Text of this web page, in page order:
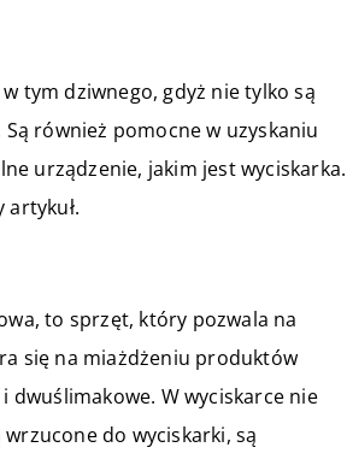
tym dziwnego, gdyż nie tylko są
również pomocne w uzyskaniu
urządzenie, jakim jest wyciskarka.
artykuł.
to sprzęt, który pozwala na
się na miażdżeniu produktów
dwuślimakowe. W wyciskarce nie
do wyciskarki, są